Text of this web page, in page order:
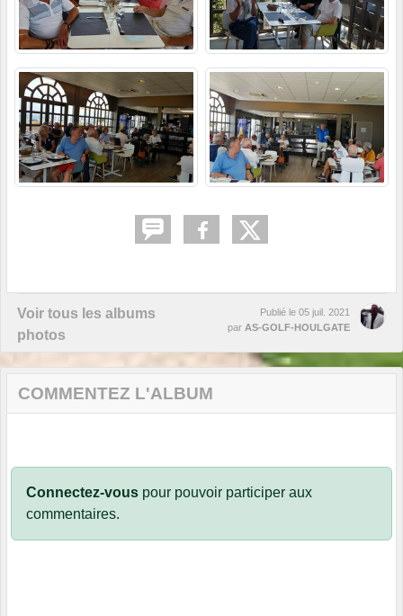
Voir tous les albums
photos
Publié le 05 juil. 2021
par AS-GOLF-HOULGATE
COMMENTEZ L'ALBUM
Connectez-vous pour pouvoir participer aux
commentaires.